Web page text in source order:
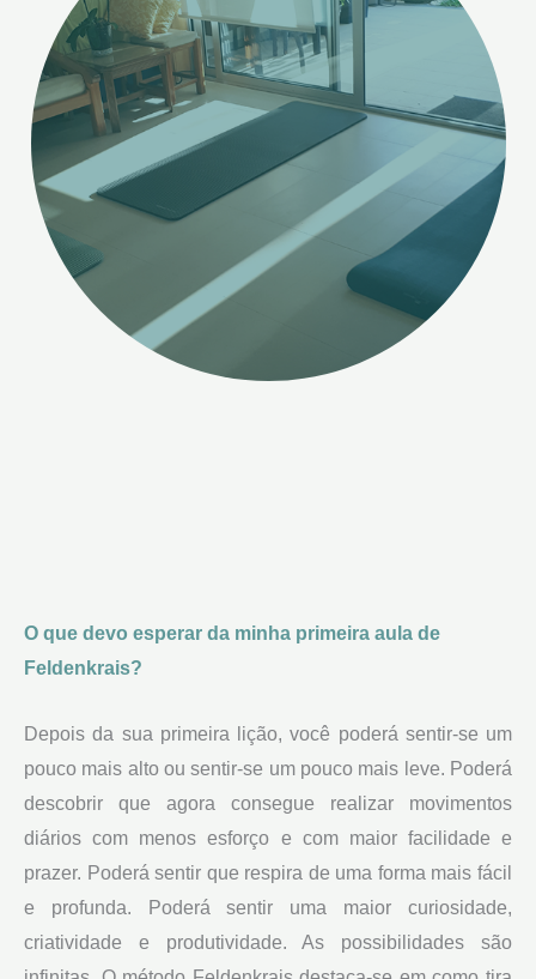
O que devo esperar da minha primeira aula de
Feldenkrais?
Depois da sua primeira lição, você poderá sentir-se um
pouco mais alto ou sentir-se um pouco mais leve. Poderá
descobrir que agora consegue realizar movimentos
diários com menos esforço e com maior facilidade e
prazer. Poderá sentir que respira de uma forma mais fácil
e profunda. Poderá sentir uma maior curiosidade,
criatividade e produtividade. As possibilidades são